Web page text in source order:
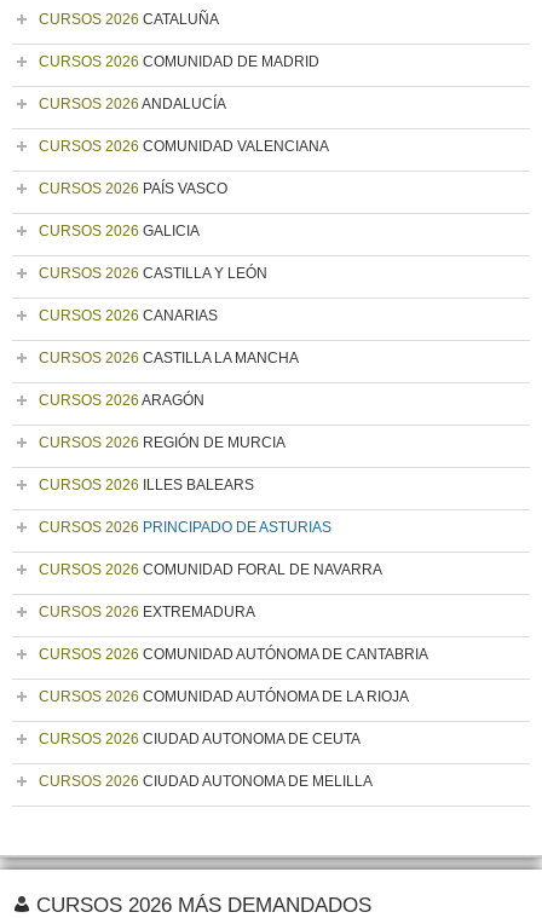
CURSOS 2026 CATALUÑA
CURSOS 2026 COMUNIDAD DE MADRID
CURSOS 2026 ANDALUCÍA
CURSOS 2026 COMUNIDAD VALENCIANA
CURSOS 2026 PAÍS VASCO
CURSOS 2026 GALICIA
CURSOS 2026 CASTILLA Y LEÓN
CURSOS 2026 CANARIAS
CURSOS 2026 CASTILLA LA MANCHA
CURSOS 2026 ARAGÓN
CURSOS 2026 REGIÓN DE MURCIA
CURSOS 2026 ILLES BALEARS
CURSOS 2026 PRINCIPADO DE ASTURIAS
CURSOS 2026 COMUNIDAD FORAL DE NAVARRA
CURSOS 2026 EXTREMADURA
CURSOS 2026 COMUNIDAD AUTÓNOMA DE CANTABRIA
CURSOS 2026 COMUNIDAD AUTÓNOMA DE LA RIOJA
CURSOS 2026 CIUDAD AUTONOMA DE CEUTA
CURSOS 2026 CIUDAD AUTONOMA DE MELILLA
CURSOS 2026 MÁS DEMANDADOS